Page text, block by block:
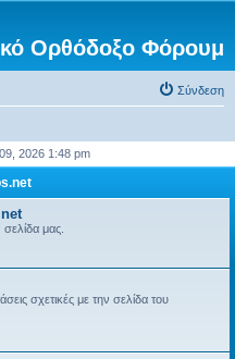
Ορθόδοξο Φόρουμ
Σύνδεση
2026 1:48 pm
μας.
σχετικές με την σελίδα του